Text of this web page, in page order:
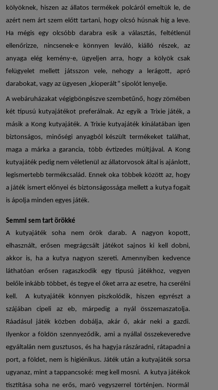
kölyöknek, hiszen az állatos termékek polcáról emeltük le, de
azért nem árt szem előtt tartani, hogy olcsó húsnak híg a leve.
Ha mégis egy olcsóbb darabra esik a választás, feltétlenül
ellenőrizze, nincsenek-e könnyen leváló, kiálló részek, az
anyaga elég kemény-e, ügyeljen arra, hogy a kölyök csak
felügyelet mellett játsszon vele, nehogy a lerágott, apró
darabokat, vagy az ügyesen „kioperált” sípolót lenyelje.
A webáruházakat végigböngészve szembetűnő, hogy zömében
két típusú kutyajátékot preferálnak. Az egyik a Trixie játék, a
másik a Kong kutyajáték. ATrixie kutyajáték kínálatában igen
biztonságos, minőségi anyagból készült termékeket találhat,
maga a márka a garancia, több évtizedes múltjával. A Kong
kutyajáték pedig nem véletlenül az állatorvosok által is ajánlott,
legismertebb termékcsalád. Ennek oka többek között az, hogy
a játék ismert előnyei és biztonságossága mellett a kutya fogait
is ápolja minden egyes játék.
Semmi sem tart örökké
A kutyajátéksoha nem örök darab. A nagyon kopott,
elhasznált, erősen megrágcsált játékot sajnos ki kell dobni,
akkor is, ha a kutya nagyon szereti. Amennyiben kedvence
láthatóan erősen ragaszkodik egy típusú játékhoz, vegyen
belőle inkább többet, és tegye el őket arra az esetre, ha cserélni
kell. A kutyajátékkönnyen piszkolódik, hiszen egyrészt a
szájában cipeli az eb, márpedig a nyál összemaszatolja.
Ráadásul játék közben dobálja, akár ő, akár neki a gazdi.
Ilyenkor a földön szennyeződik, ami a nyállal összekeveredve
egyáltalán nem gusztusos, és ha hagyja rászáradni, rátapadni a
port, a földet, nem is higiénikus. Játék után a kutyajáték sorsa
ugyanaz, mint a tappancsoké: meg kell mosni. A kutya játékok
tisztítása soha ne erős, maró vegyszerrel történjen. Normál